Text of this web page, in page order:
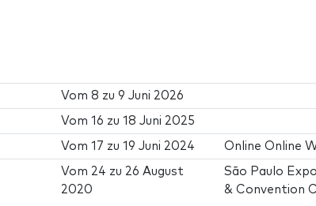
Vom8 zu9 Juni 2026
Vom16 zu18 Juni 2025
Vom17 zu19 Juni 2024 Online Online
Vom 24 zu 26 August
2020
São Paulo
& Convention